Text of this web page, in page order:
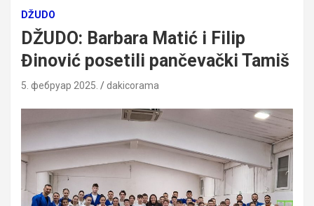
DŽUDO
DŽUDO: Barbara Matić i Filip
Đinović posetili pančevački Tamiš
5. фебруар 2025. dakicorama